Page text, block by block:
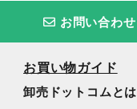
お問い合わせ
お買い物ガイド
卸売ドットコムとは